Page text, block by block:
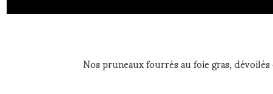
Nos pruneaux fourrés au foie gras,